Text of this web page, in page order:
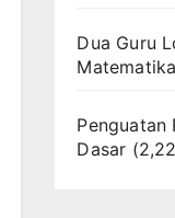
Dua Guru
Matematika
Penguatan
Dasar